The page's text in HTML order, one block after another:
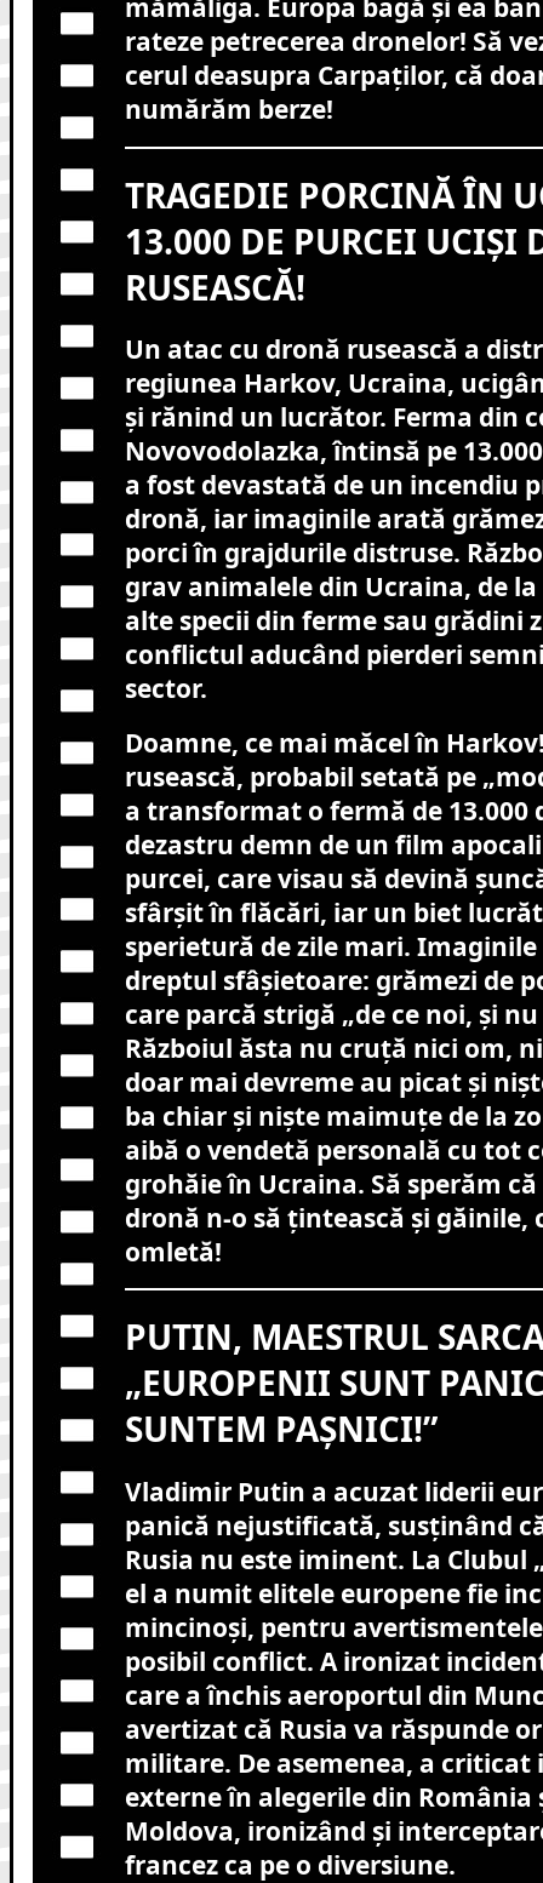
mămăliga. Europa bagă și ea
rateze petrecerea dronelor! Să
cerul deasupra Carpaților, că
numărăm berze!
TRAGEDIE PORCINĂ ÎN
13.000 DE PURCEI UCIȘI
RUSEASCĂ!
Un atac cu dronă rusească a
regiunea Harkov, Ucraina,
și rănind un lucrător. Ferma din
Novovodolazka, întinsă pe
a fost devastată de un incendiu
dronă, iar imaginile arată
porci în grajdurile distruse.
grav animalele din Ucraina, de la
alte specii din ferme sau grădini
conflictul aducând pierderi
sector.
Doamne, ce mai măcel în
rusească, probabil setată pe
a transformat o fermă de 13.000
dezastru demn de un film
purcei, care visau să devină
sfârșit în flăcări, iar un biet
sperietură de zile mari. Imaginile
dreptul sfâșietoare: grămezi de
care parcă strigă „de ce noi, și
Războiul ăsta nu cruță nici om,
doar mai devreme au picat și
ba chiar și niște maimuțe de la
aibă o vendetă personală cu tot
grohăie în Ucraina. Să sperăm
dronă n-o să țintească și găinile,
omletă!
PUTIN, MAESTRUL
„EUROPENII SUNT
SUNTEM PAȘNICI!”
Vladimir Putin a acuzat liderii
panică nejustificată, susținând
Rusia nu este iminent. La Clubul
el a numit elitele europene fie
mincinoși, pentru
posibil conflict. A ironizat
care a închis aeroportul din
avertizat că Rusia va răspunde
militare. De asemenea, a
externe în alegerile din România
Moldova, ironizând și
francez ca pe o diversiune.